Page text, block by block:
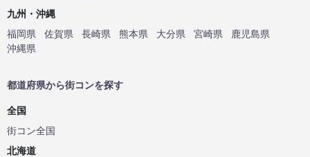
九州・沖縄
福岡県
佐賀県 長崎県 熊本県 大分県 宮崎県
鹿児島県
沖縄県
都道府県から街コンを探す
全国
街コン全国
北海道